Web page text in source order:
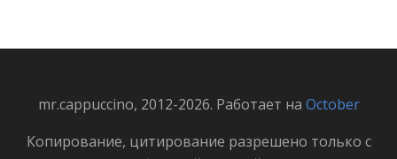
mr.cappuccino, 2012-2026. Работает на October
Копирование, цитирование разрешено только с